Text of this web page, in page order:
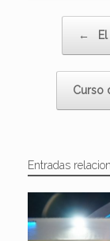
←
Curso
Entradas